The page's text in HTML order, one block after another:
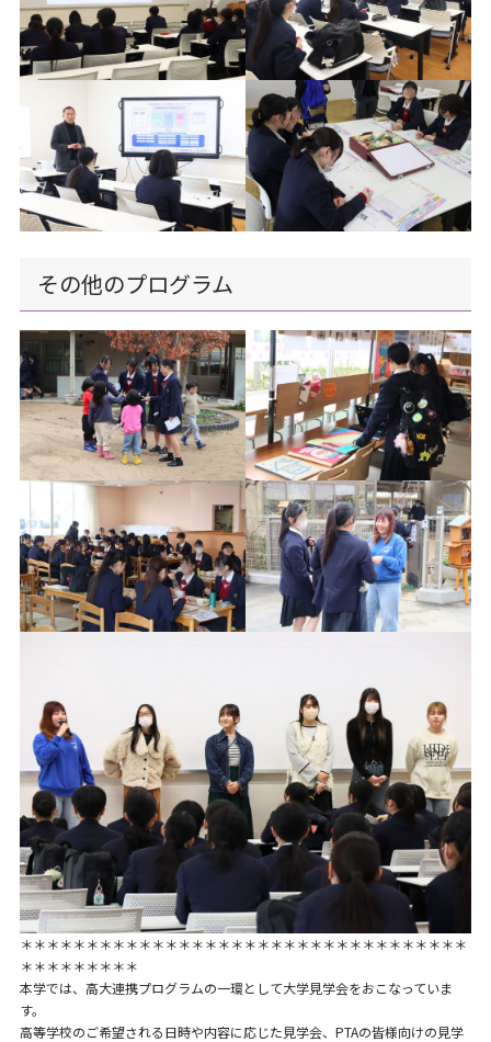
その他のプログラム
＊＊＊＊＊＊＊＊＊＊＊＊＊＊＊＊＊＊＊＊＊＊＊＊＊＊＊＊＊＊＊＊＊＊
＊＊＊＊＊＊＊＊＊
本学では、高大連携プログラムの一環として大学見学会をおこなっていま
す。
高等学校のご希望される日時や内容に応じた見学会、PTAの皆様向けの見学